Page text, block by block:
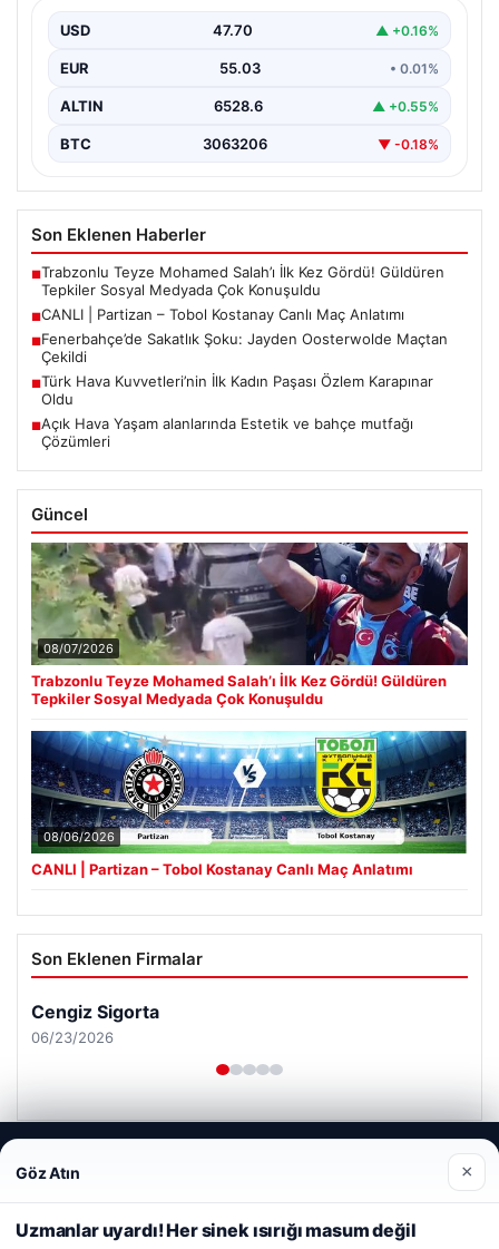
USD 47.70 ▲ +0.16%
EUR 55.03 • 0.01%
ALTIN 6528.6 ▲ +0.55%
BTC 3063206 ▼ -0.18%
Son Eklenen Haberler
■Trabzonlu Teyze Mohamed Salah’ı İlk Kez Gördü! Güldüren
Tepkiler Sosyal Medyada Çok Konuşuldu
■CANLI | Partizan – Tobol Kostanay Canlı Maç Anlatımı
■Fenerbahçe’de Sakatlık Şoku: Jayden Oosterwolde Maçtan
Çekildi
■Türk Hava Kuvvetleri’nin İlk Kadın Paşası Özlem Karapınar
Oldu
■Açık Hava Yaşam alanlarında Estetik ve bahçe mutfağı
Çözümleri
Güncel
08/07/2026
Trabzonlu Teyze Mohamed Salah’ı İlk Kez Gördü! Güldüren
Tepkiler Sosyal Medyada Çok Konuşuldu
08/06/2026
CANLI | Partizan – Tobol Kostanay Canlı Maç Anlatımı
Son Eklenen Firmalar
Cengiz Sigorta
06/23/2026
deneyiminizi kişiselleştirmek ve geliştirmek amacıyla çerezler
kullanıyoruz.Çerez Politikamız
Reddet Kabul Et
Göz Atın ×
Uzmanlar uyardı! Her sinek ısırığı masum değil